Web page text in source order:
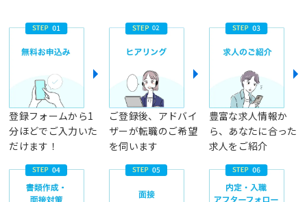
登録フォームから1
分ほどでご入力いた
だけます！
ご登録後、アドバイ
ザーが転職のご希望
を伺います
豊富な求人情報か
ら、あなたに合った
求人をご紹介